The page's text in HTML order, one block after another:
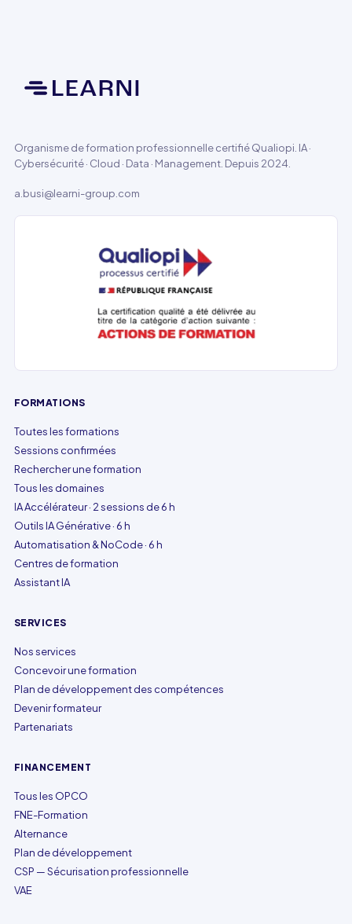
Organisme de formation professionnelle certifié Qualiopi. IA ·
Cybersécurité · Cloud · Data · Management. Depuis 2024.
a.busi@learni-group.com
FORMATIONS
Toutes les formations
Sessions confirmées
Rechercher une formation
Tous les domaines
IA Accélérateur · 2 sessions de 6 h
Outils IA Générative · 6 h
Automatisation & NoCode · 6 h
Centres de formation
Assistant IA
SERVICES
Nos services
Concevoir une formation
Plan de développement des compétences
Devenir formateur
Partenariats
FINANCEMENT
Tous les OPCO
FNE-Formation
Alternance
Plan de développement
CSP — Sécurisation professionnelle
VAE